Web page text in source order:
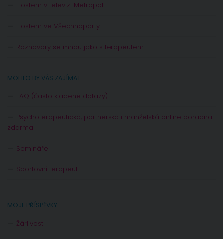
Hostem v televizi Metropol
Hostem ve Všechnopárty
Rozhovory se mnou jako s terapeutem
MOHLO BY VÁS ZAJÍMAT
FAQ (často kladené dotazy)
Psychoterapeutická, partnerská i manželská online poradna
zdarma
Semináře
Sportovní terapeut
MOJE PŘÍSPĚVKY
Žárlivost